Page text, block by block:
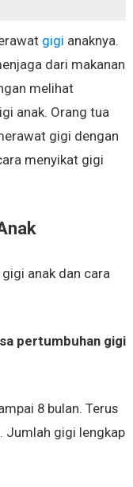
gigi anaknya.
dari makanan
melihat
anak. Orang tua
gigi dengan
menyikat gigi
anak dan cara
pertumbuhan gigi
8 bulan. Terus
Jumlah gigi lengkap